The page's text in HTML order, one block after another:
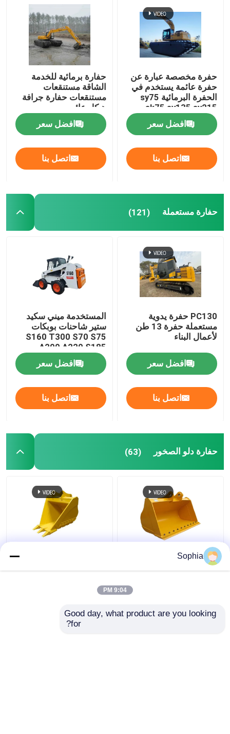
حفرة مخصصة عبارة عن
حفرة عائمة يستخدم في
الحفرة البرمائية sy75
sk75 sy135 sy215
320d
افضل سعر
اتصل بنا
حفارة برمائية للخدمة
الشاقة مستنقعات
مستنقعات حفارة جرافة
هيكل عائم
افضل سعر
اتصل بنا
حفارة مستعملة (121)
PC130 حفرة يدوية
مستعملة حفرة 13 طن
لأعمال البناء
افضل سعر
اتصل بنا
المستخدمة ميني سكيد
ستير شاحنات بوبكات
S160 T300 S70 S75
A200 A220 S185
افضل سعر
اتصل بنا
حفارة دلو الصخور (63)
طلاء طلاء CAT320
الشهير لإنشاء الهندسة
Sophia
9:04 PM
Good day, what product are you looking
for?